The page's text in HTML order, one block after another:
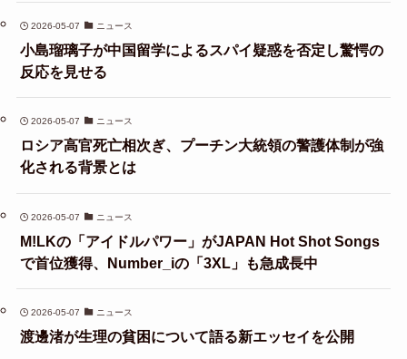
2026-05-07 ニュース
小島瑠璃子が中国留学によるスパイ疑惑を否定し驚愕の
反応を見せる
2026-05-07 ニュース
ロシア高官死亡相次ぎ、プーチン大統領の警護体制が強
化される背景とは
2026-05-07 ニュース
M!LKの「アイドルパワー」がJAPAN Hot Shot Songs
で首位獲得、Number_iの「3XL」も急成長中
2026-05-07 ニュース
渡邊渚が生理の貧困について語る新エッセイを公開